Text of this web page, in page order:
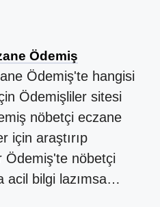
Ödemiş
Ödemiş'te hangisi
Ödemişliler sitesi
nöbetçi eczane
için araştırıp
Ödemiş'te nöbetçi
acil bilgi lazımsa…